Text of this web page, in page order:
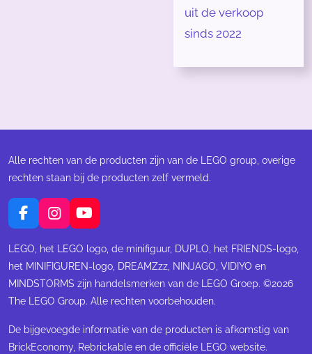
uit de verkoop
sinds 2022
Alle rechten van de producten zijn van de LEGO group, overige
rechten staan bij de producten zelf vermeld.
F
a
c
e
o
o
I
n
s
t
g
r
m
Y
o
u
T
b
e
LEGO, het LEGO logo, de minifiguur, DUPLO, het FRIENDS-logo,
het MINIFIGUREN-logo, DREAMZzz, NINJAGO, VIDIYO en
MINDSTORMS zijn handelsmerken van de LEGO Groep. ©2026
The LEGO Group. Alle rechten voorbehouden.
De bijgevoegde informatie van de producten is afkomstig van
BrickEconomy, Rebrickable en de officiële LEGO website.